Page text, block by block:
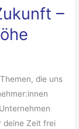
–
die uns
deine Zeit frei